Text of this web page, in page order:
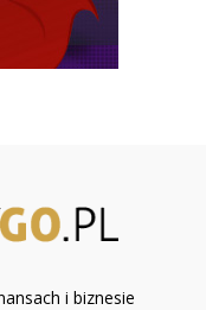
i biznesie